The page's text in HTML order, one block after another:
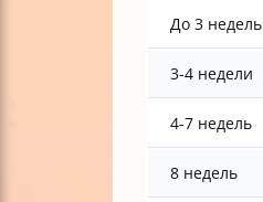
До 3 недель
3-4 недели
4-7 недель
8 недель